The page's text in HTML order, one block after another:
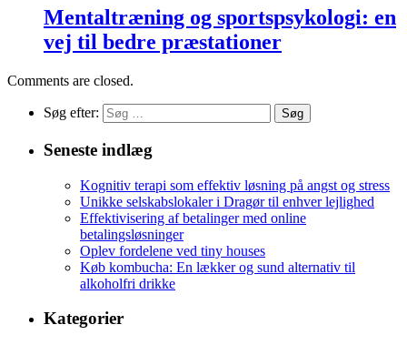
Mentaltræning og sportspsykologi: en
vej til bedre præstationer
Comments are closed.
Søg efter:
Seneste indlæg
Kognitiv terapi som effektiv løsning på angst og stress
Unikke selskabslokaler i Dragør til enhver lejlighed
Effektivisering af betalinger med online
betalingsløsninger
Oplev fordelene ved tiny houses
Køb kombucha: En lækker og sund alternativ til
alkoholfri drikke
Kategorier